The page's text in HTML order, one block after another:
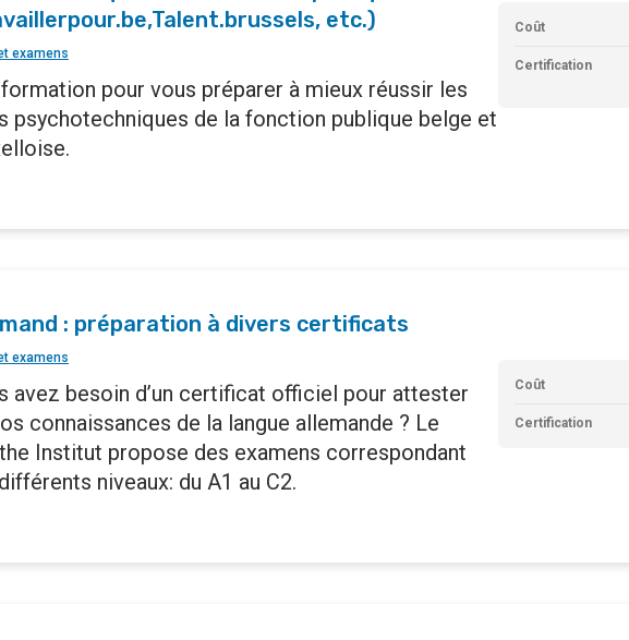
etc.)
examens
formation pour vous préparer à mieux réussir les
psychotechniques de la fonction publique belge et
Coût
Certification
: préparation à divers certificats
examens
avez besoin d’un certificat officiel pour attester
connaissances de la langue allemande ? Le
Institut propose des examens correspondant
niveaux: du A1 au C2.
Coût
Certification